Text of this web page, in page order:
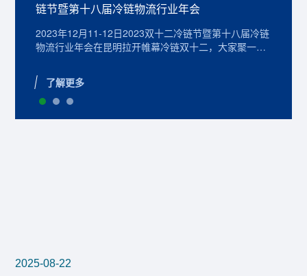
链节暨第十八届冷链物流行业年会
2023年12月11-12日2023双十二冷链节暨第十八届冷链
物流行业年会在昆明拉开帷幕冷链双十二，大家聚一块
了解更多
2025-08-22